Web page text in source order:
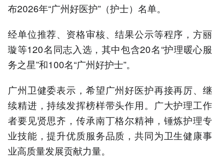
服务之星”和100名“广州好
院。
3.广州卫健委号召护理工作
者学习榜样，提升专业技能
和服务品质。
属医院、广东省人民医院等
5.表彰旨在弘扬南丁格尔精
神，推动卫生健康
以上内容由AI大模型生成，仅供
布2026年“广州好医护”（护士）名单。
经单位推荐、资格审核、结果公示等程序，方丽
璇等120名同志入选，其中包含20名“护理暖心服
务之星”和100名“广州好护士”。
广州卫健委表示，希望广州好医护再接再厉、继
续精进，持续发挥榜样带头作用。广大护理工作
者要见贤思齐，传承南丁格尔精神，锤炼护理专
业技能，提升优质服务品质，共同为卫生健康事
业高质量发展贡献力量。